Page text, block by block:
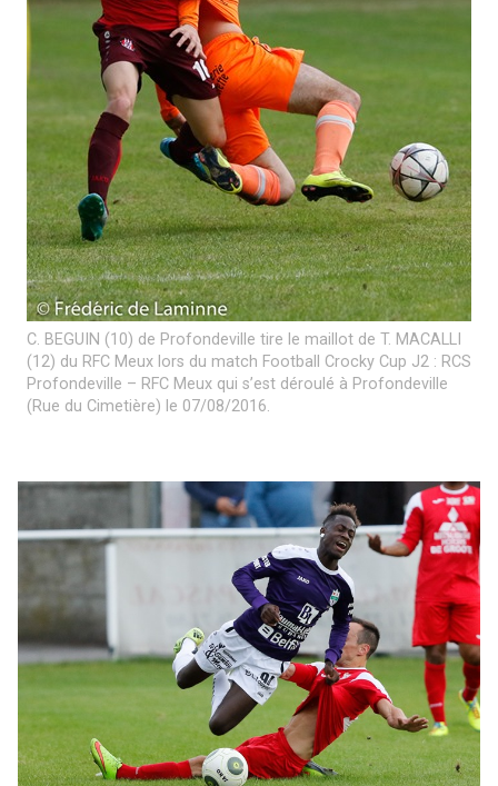
C. BEGUIN (10) de Profondeville tire le maillot de T. MACALLI
(12) du RFC Meux lors du match Football Crocky Cup J2 : RCS
Profondeville – RFC Meux qui s’est déroulé à Profondeville
(Rue du Cimetière) le 07/08/2016.